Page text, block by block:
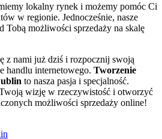
lokalny rynek i możemy pomóc Ci
w regionie. Jednocześnie, nasze
Tobą możliwości sprzedaży na skalę
z nami już dziś i rozpocznij swoją
handlu internetowego. Tworzenie
to nasza pasja i specjalność.
wizję w rzeczywistość i otworzyć
możliwości sprzedaży online!